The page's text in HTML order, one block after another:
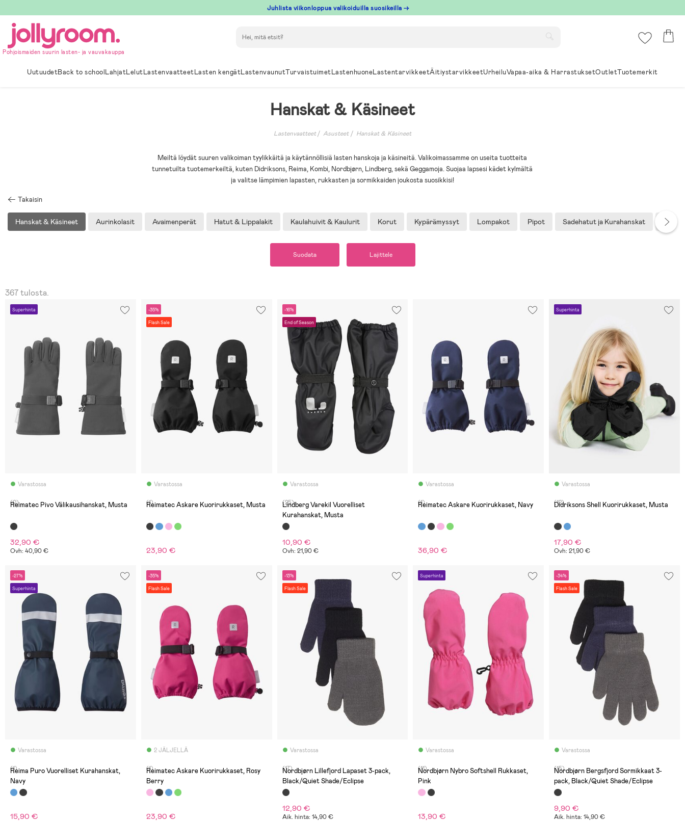
till
innehållet
Juhlista viikonloppua valikoiduilla suosikeilla →
Pohjoismaiden suurin lasten- ja vauvakauppa
UutuudetBack to schoolLahjatLelutLastenvaatteetLasten kengätLastenvaunutTurvaistuimetLastenhuoneLastentarvikkeetÄitiystarvikkeetUrheiluVapaa-aika & HarrastuksetOutletTuotemerkit
Hanskat & Käsineet
Lastenvaatteet Asusteet Hanskat & Käsineet
Meiltä löydät suuren valikoiman tyylikkäitä ja käytännöllisiä lasten hanskoja ja käsineitä. Valikoimassamme on useita tuotteita
tunnetuilta tuotemerkeiltä, kuten Didriksons, Reima, Kombi, Nordbjørn, Lindberg, sekä Geggamoja. Suojaa lapsesi kädet kylmältä
ja valitse lämpimien lapasten, rukkasten ja sormikkaiden joukosta suosikkisi!
Takaisin
Hanskat & Käsineet Aurinkolasit Avaimenperät Hatut & Lippalakit Kaulahuivit & Kaulurit Korut Kypärämyssyt Lompakot Pipot Sadehatut ja Kurahanskat
Suodata Lajittele
367 tulosta.
Superhinta
Varastossa
(0)
Reimatec Pivo Välikausihanskat, Musta
32,90 €
Ovh: 40,90 €
-35%
Flash Sale
Varastossa
(1)
Reimatec Askare Kuorirukkaset, Musta
23,90 €
-16%
End of Season
Varastossa
(25)
Lindberg Varekil Vuorelliset
Kurahanskat, Musta
10,90 €
Ovh: 21,90 €
Varastossa
(1)
Reimatec Askare Kuorirukkaset, Navy
36,90 €
Superhinta
Varastossa
(12)
Didriksons Shell Kuorirukkaset, Musta
17,90 €
Ovh: 21,90 €
-27%
Superhinta
Varastossa
(1)
Reima Puro Vuorelliset Kurahanskat,
Navy
15,90 €
-35%
Flash Sale
2 JÄLJELLÄ
(1)
Reimatec Askare Kuorirukkaset, Rosy
Berry
23,90 €
-13%
Flash Sale
Varastossa
(17)
Nordbjørn Lillefjord Lapaset 3-pack,
Black/Quiet Shade/Eclipse
12,90 €
Aik. hinta: 14,90 €
Superhinta
Varastossa
(11)
Nordbjørn Nybro Softshell Rukkaset,
Pink
13,90 €
-34%
Flash Sale
Varastossa
(15)
Nordbjørn Bergsfjord Sormikkaat 3-
pack, Black/Quiet Shade/Eclipse
9,90 €
Aik. hinta: 14,90 €